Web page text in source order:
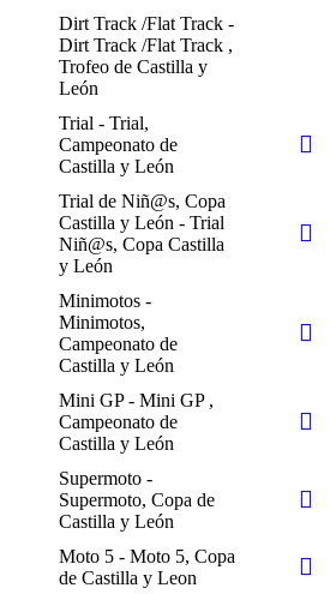
Dirt Track /Flat Track -
Dirt Track /Flat Track ,
Trofeo de Castilla y
León
Trial - Trial,
Campeonato de
Castilla y León
Trial de Niñ@s, Copa
Castilla y León - Trial
Niñ@s, Copa Castilla
y León
Minimotos -
Minimotos,
Campeonato de
Castilla y León
Mini GP - Mini GP ,
Campeonato de
Castilla y León
Supermoto -
Supermoto, Copa de
Castilla y León
Moto 5 - Moto 5, Copa
de Castilla y Leon